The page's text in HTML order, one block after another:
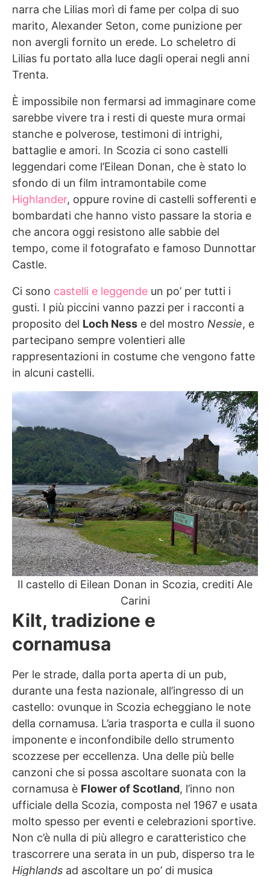
narra che Lilias morì di fame per colpa di suo
marito, Alexander Seton, come punizione per
non avergli fornito un erede. Lo scheletro di
Lilias fu portato alla luce dagli operai negli anni
Trenta.
È impossibile non fermarsi ad immaginare come
sarebbe vivere tra i resti di queste mura ormai
stanche e polverose, testimoni di intrighi,
battaglie e amori. In Scozia ci sono castelli
leggendari come l’Eilean Donan, che è stato lo
sfondo di un film intramontabile come
Highlander, oppure rovine di castelli sofferenti e
bombardati che hanno visto passare la storia e
che ancora oggi resistono alle sabbie del
tempo, come il fotografato e famoso Dunnottar
Castle.
Ci sono castelli e leggende un po’ per tutti i
gusti. I più piccini vanno pazzi per i racconti a
proposito del Loch Ness e del mostro Nessie, e
partecipano sempre volentieri alle
rappresentazioni in costume che vengono fatte
in alcuni castelli.
Il castello di Eilean Donan in Scozia, crediti Ale
Carini
Kilt, tradizione e
cornamusa
Per le strade, dalla porta aperta di un pub,
durante una festa nazionale, all’ingresso di un
castello: ovunque in Scozia echeggiano le note
della cornamusa. L’aria trasporta e culla il suono
imponente e inconfondibile dello strumento
scozzese per eccellenza. Una delle più belle
canzoni che si possa ascoltare suonata con la
cornamusa è Flower of Scotland, l’inno non
ufficiale della Scozia, composta nel 1967 e usata
molto spesso per eventi e celebrazioni sportive.
Non c’è nulla di più allegro e caratteristico che
trascorrere una serata in un pub, disperso tra le
Highlands ad ascoltare un po’ di musica